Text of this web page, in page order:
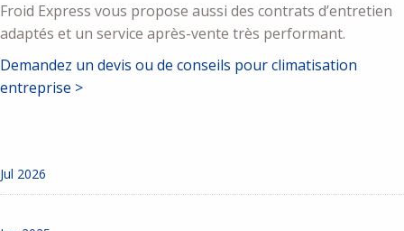
Froid Express vous propose aussi des contrats d’entretien
adaptés et un service après-vente très performant.
Demandez un devis ou de conseils pour climatisation
entreprise >
Jul 2026